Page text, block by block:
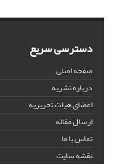
دسترسی سریع
صفحه اصلی
درباره نشریه
اعضای هیات تحریریه
ارسال مقاله
تماس با ما
نقشه سایت